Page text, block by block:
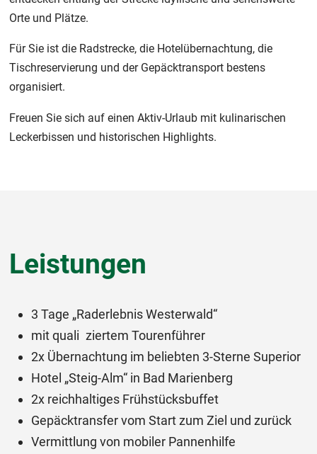
Orte und Plätze.
Für Sie ist die Radstrecke, die Hotelübernachtung, die
Tischreservierung und der Gepäcktransport bestens
organisiert.
Freuen Sie sich auf einen Aktiv-Urlaub mit kulinarischen
Leckerbissen und historischen Highlights.
Leistungen
3 Tage „Raderlebnis Westerwald“
mit quali ziertem Tourenführer
2x Übernachtung im beliebten 3-Sterne Superior
Hotel „Steig-Alm“ in Bad Marienberg
2x reichhaltiges Frühstücksbuffet
Gepäcktransfer vom Start zum Ziel und zurück
Vermittlung von mobiler Pannenhilfe